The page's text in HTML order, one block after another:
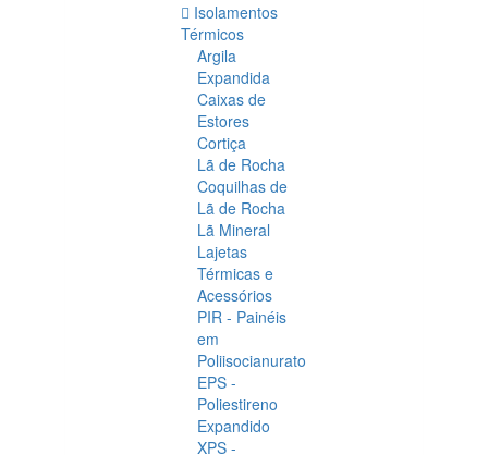
Isolamentos
Térmicos
Argila
Expandida
Caixas de
Estores
Cortiça
Lã de Rocha
Coquilhas de
Lã de Rocha
Lã Mineral
Lajetas
Térmicas e
Acessórios
PIR - Painéis
em
Poliisocianurato
EPS -
Poliestireno
Expandido
XPS -